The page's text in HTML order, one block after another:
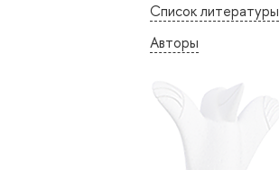
Список литературы
Авторы